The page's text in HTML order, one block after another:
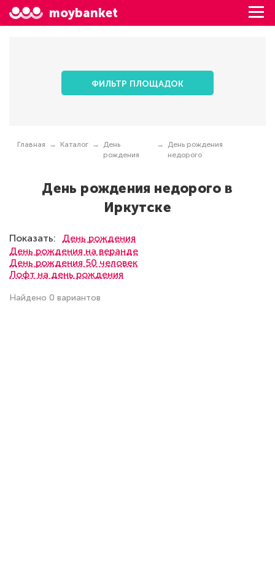
moybanket
ФИЛЬТР ПЛОЩАДОК
Главная Каталог
День
рождения
День рождения
недорого
День рождения недорого в
Иркутске
Показать:
День рождения
День рождения на веранде
День рождения 50 человек
Лофт на день рождения
Найдено 0 вариантов